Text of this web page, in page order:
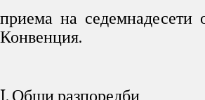
приема на седемнадесети
Конвенция.